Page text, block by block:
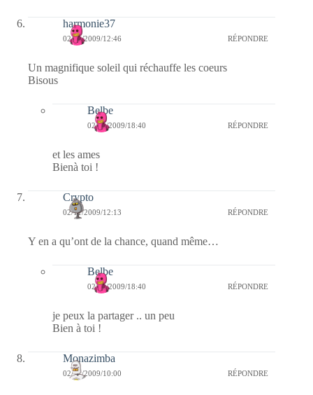
harmonie37
02/11/2009/12:46 RÉPONDRE
Un magnifique soleil qui réchauffe les coeurs
Bisous
Belbe
02/11/2009/18:40 RÉPONDRE
et les ames
Bienà toi !
Crypto
02/11/2009/12:13 RÉPONDRE
Y en a qu’ont de la chance, quand même…
Belbe
02/11/2009/18:40 RÉPONDRE
je peux la partager .. un peu
Bien à toi !
Monazimba
02/11/2009/10:00 RÉPONDRE